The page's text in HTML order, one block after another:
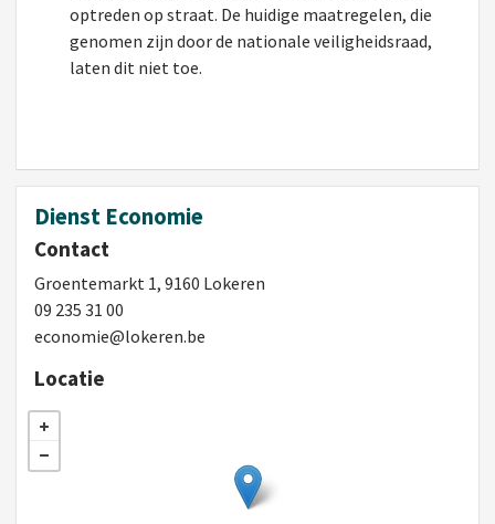
optreden op straat. De huidige maatregelen, die
genomen zijn door de nationale veiligheidsraad,
laten dit niet toe.
Dienst Economie
Contact
Groentemarkt 1, 9160 Lokeren
09 235 31 00
economie@lokeren.be
Locatie